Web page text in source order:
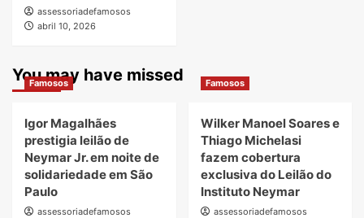
assessoriadefamosos
abril 10, 2026
You may have missed
Famosos
Igor Magalhães
prestigia leilão de
Neymar Jr. em noite de
solidariedade em São
Paulo
assessoriadefamosos
Famosos
Wilker Manoel Soares e
Thiago Michelasi
fazem cobertura
exclusiva do Leilão do
Instituto Neymar
assessoriadefamosos